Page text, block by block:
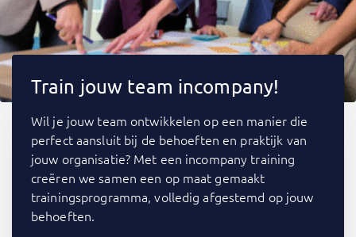
Train jouw team incompany!
Wil je jouw team ontwikkelen op een manier die
perfect aansluit bij de behoeften en praktijk van
jouw organisatie? Met een incompany training
creëren we samen een op maat gemaakt
trainingsprogramma, volledig afgestemd op jouw
behoeften.